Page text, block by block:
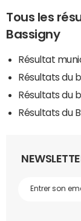
Tous les
Bassigny
Résultat
Résultats du
Résultats du
Résultats du